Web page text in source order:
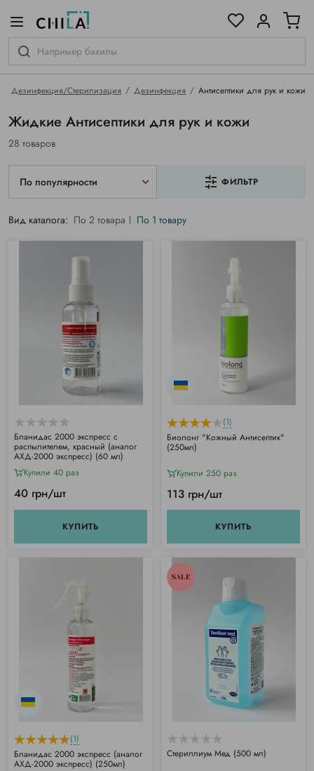
Дезинфекция/Стерилизация Дезинфекция Антисептики для рук и кожи
Жидкие Антисептики для рук и кожи
28 товаров
По популярности ФИЛЬТР
Вид каталога: По 2 товара По 1 товару
Бланидас 2000 экспресс с
распылителем, красный (аналог
АХД-2000 экспресс) (60 мл)
Купили 40 раз
40 грн/шт
КУПИТЬ
(1)
Биолонг "Кожный Антисептик"
(250мл)
Купили 250 раз
113 грн/шт
КУПИТЬ
(1)
Бланидас 2000 экспресс (аналог
АХД-2000 экспресс) (250мл)
SALE
Стериллиум Мед (500 мл)
гамме